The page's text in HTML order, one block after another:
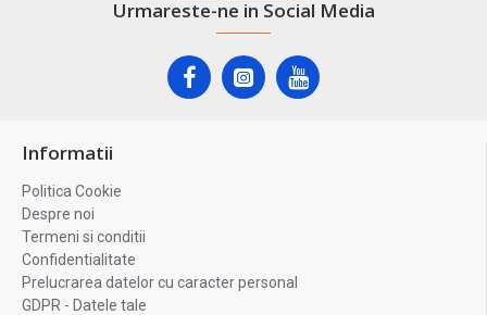
Urmareste-ne in Social Media
Informatii
Politica Cookie
Despre noi
Termeni si conditii
Confidentialitate
Prelucrarea datelor cu caracter personal
GDPR - Datele tale